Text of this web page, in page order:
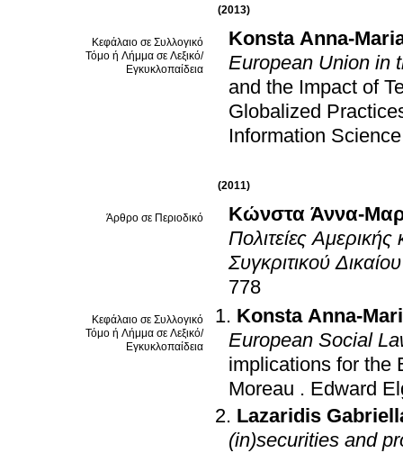
(2013)
Κεφάλαιο σε Συλλογικό
Τόμο ή Λήμμα σε Λεξικό/
Εγκυκλοπαίδεια
Konsta Anna-
European Union in
and the Impact of
Globalized
Information
(2011)
Άρθρο σε Περιοδικό
Κώνστα Άννα-
Πολιτείες
Συγκριτικού Δικαίου
778
Κεφάλαιο σε Συλλογικό
Τόμο ή Λήμμα σε Λεξικό/
Εγκυκλοπαίδεια
Konsta Anna-
European Social
implications for the
Moreau . Edward
Lazaridis
(in)securities and